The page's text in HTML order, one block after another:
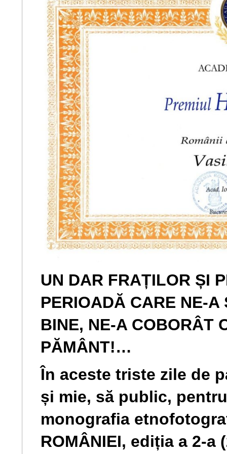
UN DAR FRAȚILOR ȘI
PERIOADĂ CARE NE-
BINE, NE-A COBORÂT
PĂMÂNT!…
În aceste triste zile de
și mie, să public,
monografia
ROMÂNIEI, ediția a 2-a